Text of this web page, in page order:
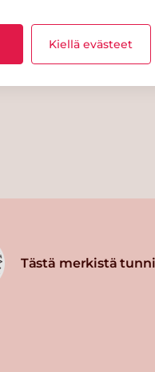
Tästä merkistä
Kiellä evästeet